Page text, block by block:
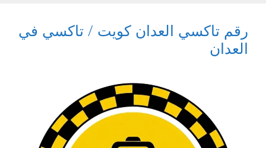
رقم تاكسي العدان كويت / تاكسي في
العدان